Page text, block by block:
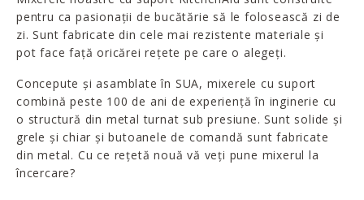
pentru ca pasionații de bucătărie să le folosească zi de
zi. Sunt fabricate din cele mai rezistente materiale și
pot face față oricărei rețete pe care o alegeți.
Concepute și asamblate în SUA, mixerele cu suport
combină peste 100 de ani de experiență în inginerie cu
o structură din metal turnat sub presiune. Sunt solide și
grele și chiar și butoanele de comandă sunt fabricate
din metal. Cu ce rețetă nouă vă veți pune mixerul la
încercare?